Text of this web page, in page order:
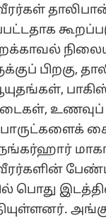
பிறகு,
நங்கர்ஹார்
பொது
அங்கு